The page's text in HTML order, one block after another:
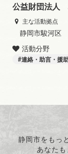
公益財団法人
主な活動拠点
静岡市駿河区
活動分野
連絡・助言・援
静岡市をもっ
あなたも